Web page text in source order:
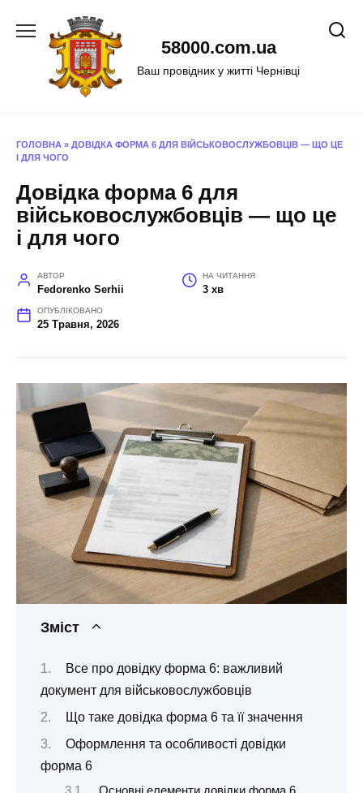
58000.com.ua
Ваш провідник у житті Чернівці
ГОЛОВНА » ДОВІДКА ФОРМА 6 ДЛЯ ВІЙСЬКОВОСЛУЖБОВЦІВ — ЩО ЦЕ
І ДЛЯ ЧОГО
Довідка форма 6 для
військовослужбовців — що це
і для чого
АВТОР
Fedorenko Serhii
НА ЧИТАННЯ
3 хв
ОПУБЛІКОВАНО
25 Травня, 2026
Зміст
Все про довідку форма 6: важливий
документ для військовослужбовців
Що таке довідка форма 6 та її значення
Оформлення та особливості довідки
форма 6
Основні елементи довідки форма 6